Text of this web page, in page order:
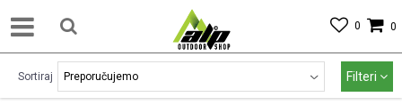
0
0
Sortiraj Filteri